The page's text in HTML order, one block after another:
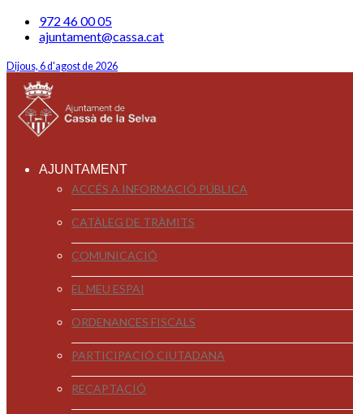
972 46 00 05
ajuntament@cassa.cat
Dijous, 6 d'agost de 2026
AJUNTAMENT
ACCÉS A INFORMACIÓ PÚBLICA
CATÀLEG DE TRÀMITS
COMUNICACIÓ
EL MEU ESPAI
ORDENANCES FISCALS
PARTICIPACIÓ CIUTADANA
RECAPTACIÓ